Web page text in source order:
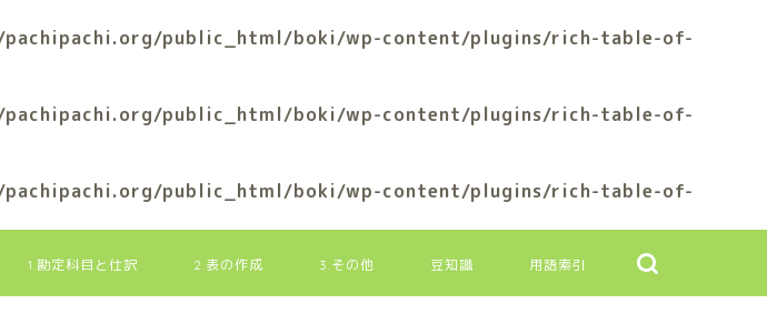
pachipachi.org/public_html/boki/wp-content/plugins/rich-table-of-
pachipachi.org/public_html/boki/wp-content/plugins/rich-table-of-
pachipachi.org/public_html/boki/wp-content/plugins/rich-table-of-
1.勘定科目と仕訳 2.表の作成 3.その他 豆知識 用語索引